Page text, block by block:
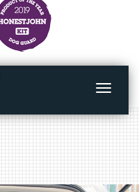
Toggle